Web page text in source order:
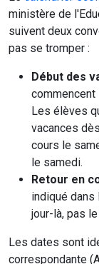
ministère de
suivent deux
pas se tromper :
Début des
commencent
Les élèves
vacances
cours le
le samedi.
Retour en
indiqué dans
jour-là, pas
Les dates sont
correspondante